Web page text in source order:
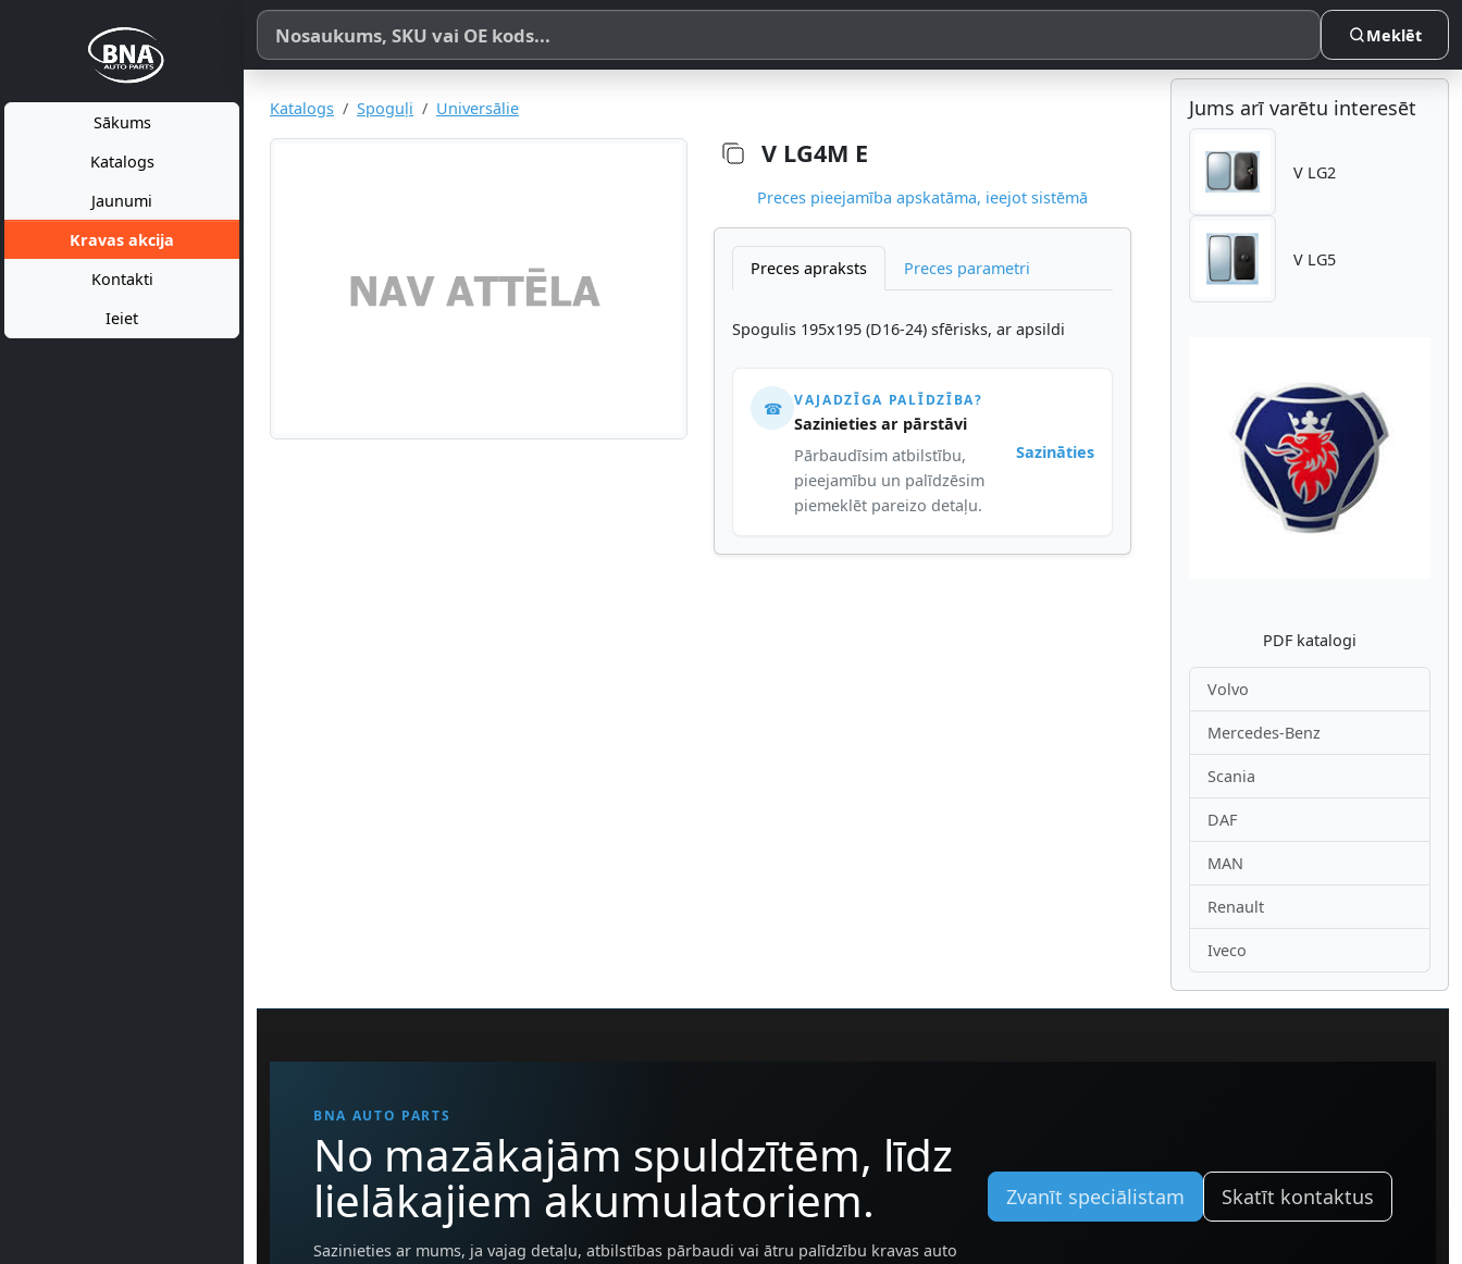
Sākums
Katalogs
Jaunumi
Kravas akcija
Kontakti
Ieiet
Meklēt pēc produkta nosaukuma, SKU vai OE koda
Meklēt
Katalogs Spoguļi Universālie
V LG4M E
Preces pieejamība apskatāma, ieejot sistēmā
Preces apraksts Preces parametri
Spogulis 195x195 (D16-24) sfērisks, ar apsildi
☎ VAJADZĪGA PALĪDZĪBA?
Sazinieties ar pārstāvi
Pārbaudīsim atbilstību,
pieejamību un palīdzēsim
piemeklēt pareizo detaļu.
Sazināties
Jums arī varētu interesēt
V LG2
V LG5
Atpakaļ
PDF katalogi
Volvo
Mercedes-Benz
Scania
DAF
MAN
Renault
Iveco
BNA AUTO PARTS
No mazākajām spuldzītēm, līdz
lielākajiem akumulatoriem.
Sazinieties ar mums, ja vajag detaļu, atbilstības pārbaudi vai ātru palīdzību kravas auto
Zvanīt speciālistam Skatīt kontaktus